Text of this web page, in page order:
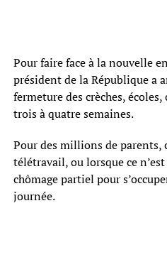
Pour faire face à la nouvelle
président de la République a
fermeture des crèches,
trois à quatre semaines.
Pour des millions de parents,
télétravail, ou lorsque ce
chômage partiel pour
journée.